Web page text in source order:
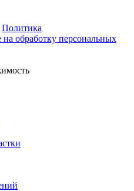
Политика
на обработку персональных